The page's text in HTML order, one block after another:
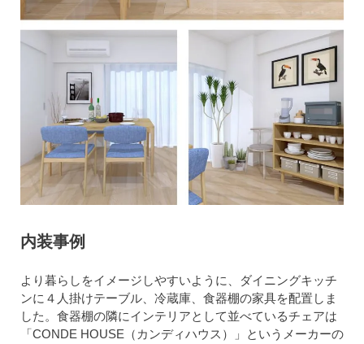
内装事例
より暮らしをイメージしやすいように、ダイニングキッチ
ンに４人掛けテーブル、冷蔵庫、食器棚の家具を配置しま
した。食器棚の隣にインテリアとして並べているチェアは
「CONDE HOUSE（カンディハウス）」というメーカーの